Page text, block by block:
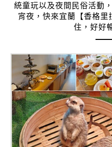
統童玩以及夜間民俗活動
宵夜，快來宜蘭【香格
住，好好